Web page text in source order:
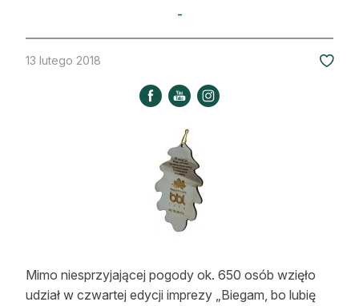
Nowe technologie
Kultura i historia
Leśnik na zakupach
Edukacja
-
13 lutego 2018
Mimo niesprzyjającej pogody ok. 650 osób wzięło
udział w czwartej edycji imprezy „Biegam, bo lubię